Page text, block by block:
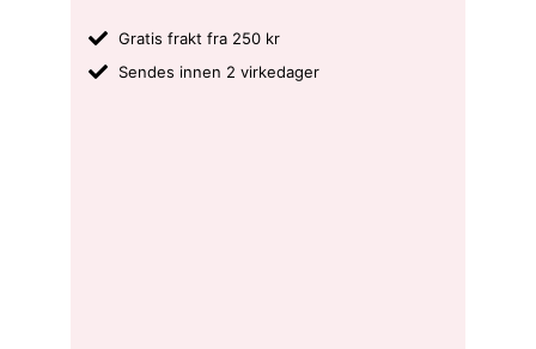
Gratis frakt fra 250 kr
Sendes innen 2 virkedager